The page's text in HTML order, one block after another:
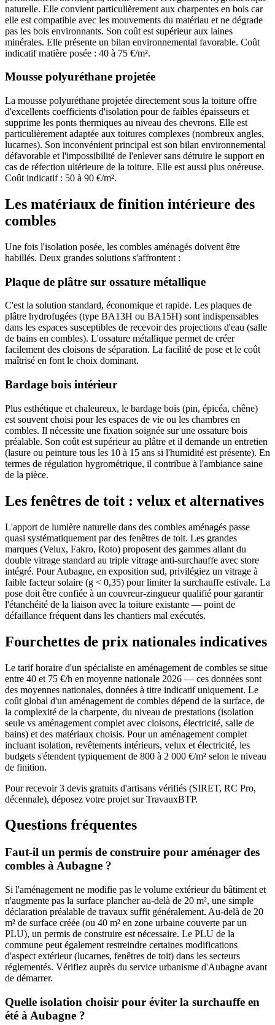
naturelle. Elle convient particulièrement aux charpentes en bois car
elle est compatible avec les mouvements du matériau et ne dégrade
pas les bois environnants. Son coût est supérieur aux laines
minérales. Elle présente un bilan environnemental favorable. Coût
indicatif matière posée : 40 à 75 €/m².
Mousse polyuréthane projetée
La mousse polyuréthane projetée directement sous la toiture offre
d'excellents coefficients d'isolation pour de faibles épaisseurs et
supprime les ponts thermiques au niveau des chevrons. Elle est
particulièrement adaptée aux toitures complexes (nombreux angles,
lucarnes). Son inconvénient principal est son bilan environnemental
défavorable et l'impossibilité de l'enlever sans détruire le support en
cas de réfection ultérieure de la toiture. Elle est aussi plus onéreuse.
Coût indicatif : 50 à 90 €/m².
Les matériaux de finition intérieure des
combles
Une fois l'isolation posée, les combles aménagés doivent être
habillés. Deux grandes solutions s'affrontent :
Plaque de plâtre sur ossature métallique
C'est la solution standard, économique et rapide. Les plaques de
plâtre hydrofugées (type BA13H ou BA15H) sont indispensables
dans les espaces susceptibles de recevoir des projections d'eau (salle
de bains en combles). L'ossature métallique permet de créer
facilement des cloisons de séparation. La facilité de pose et le coût
maîtrisé en font le choix dominant.
Bardage bois intérieur
Plus esthétique et chaleureux, le bardage bois (pin, épicéa, chêne)
est souvent choisi pour les espaces de vie ou les chambres en
combles. Il nécessite une fixation soignée sur une ossature bois
préalable. Son coût est supérieur au plâtre et il demande un entretien
(lasure ou peinture tous les 10 à 15 ans si l'humidité est présente). En
termes de régulation hygrométrique, il contribue à l'ambiance saine
de la pièce.
Les fenêtres de toit : velux et alternatives
L'apport de lumière naturelle dans des combles aménagés passe
quasi systématiquement par des fenêtres de toit. Les grandes
marques (Velux, Fakro, Roto) proposent des gammes allant du
double vitrage standard au triple vitrage anti-surchauffe avec store
intégré. Pour Aubagne, en exposition sud, privilégiez un vitrage à
faible facteur solaire (g < 0,35) pour limiter la surchauffe estivale. La
pose doit être confiée à un couvreur-zingueur qualifié pour garantir
l'étanchéité de la liaison avec la toiture existante — point de
défaillance fréquent dans les chantiers mal exécutés.
Fourchettes de prix nationales indicatives
Le tarif horaire d'un spécialiste en aménagement de combles se situe
entre 40 et 75 €/h en moyenne nationale 2026 — ces données sont
des moyennes nationales, données à titre indicatif uniquement. Le
coût global d'un aménagement de combles dépend de la surface, de
la complexité de la charpente, du niveau de prestations (isolation
seule vs aménagement complet avec cloisons, électricité, salle de
bains) et des matériaux choisis. Pour un aménagement complet
incluant isolation, revêtements intérieurs, velux et électricité, les
budgets s'étendent typiquement de 800 à 2 000 €/m² selon le niveau
de finition.
Pour recevoir 3 devis gratuits d'artisans vérifiés (SIRET, RC Pro,
décennale), déposez votre projet sur TravauxBTP.
Questions fréquentes
Faut-il un permis de construire pour aménager des
combles à Aubagne ?
Si l'aménagement ne modifie pas le volume extérieur du bâtiment et
n'augmente pas la surface plancher au-delà de 20 m², une simple
déclaration préalable de travaux suffit généralement. Au-delà de 20
m² de surface créée (ou 40 m² en zone urbaine couverte par un
PLU), un permis de construire est nécessaire. Le PLU de la
commune peut également restreindre certaines modifications
d'aspect extérieur (lucarnes, fenêtres de toit) dans les secteurs
réglementés. Vérifiez auprès du service urbanisme d'Aubagne avant
de démarrer.
Quelle isolation choisir pour éviter la surchauffe en
été à Aubagne ?